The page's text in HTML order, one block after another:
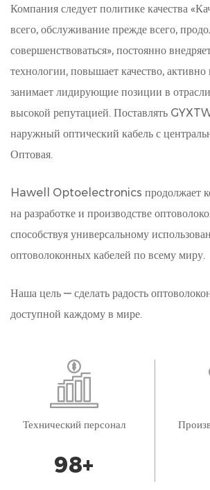
Компания следует политике качества
всего, обслуживание прежде всего,
совершенствоваться», постоянно
технологии, повышает качество, активно
занимает лидирующие позиции в
высокой репутацией. Поставлять
наружный оптический кабель с
Оптовая.
Hawell Optoelectronics продолжает
на разработке и производстве
способствуя универсальному
оптоволоконных кабелей по всему миру.
Наша цель — сделать радость
доступной каждому в мире.
Технический персонал
100+